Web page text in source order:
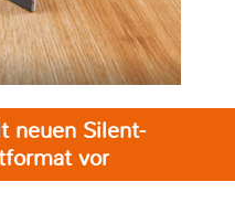
neuen Silent-
vor